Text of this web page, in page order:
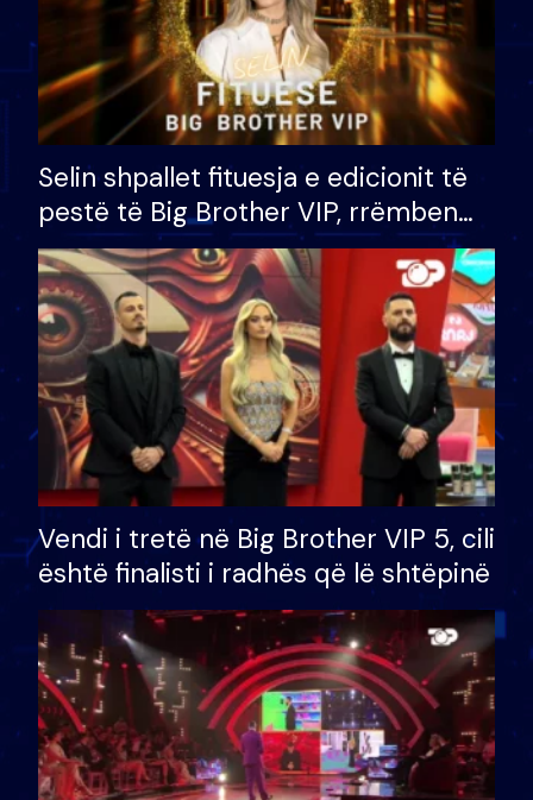
Selin shpallet fituesja e edicionit të
pestë të Big Brother VIP, rrëmben
çmimin e madh prej 100 mijë eurosh
Vendi i tretë në Big Brother VIP 5, cili
është finalisti i radhës që lë shtëpinë